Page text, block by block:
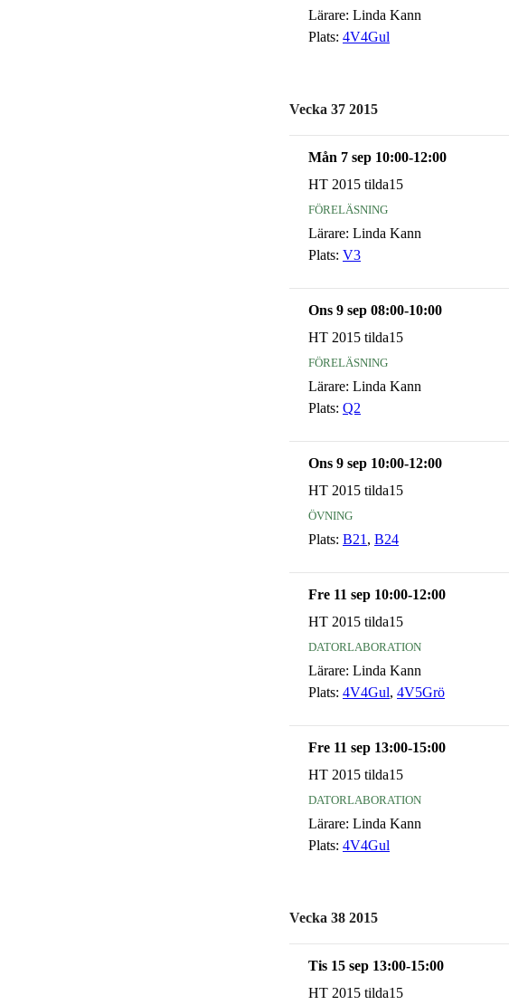
Lärare: Linda Kann
Plats: 4V4Gul
Vecka 37 2015
Mån 7 sep 10:00-12:00
HT 2015 tilda15
föreläsning
Lärare: Linda Kann
Plats: V3
Ons 9 sep 08:00-10:00
HT 2015 tilda15
föreläsning
Lärare: Linda Kann
Plats: Q2
Ons 9 sep 10:00-12:00
HT 2015 tilda15
övning
Plats: B21 , B24
Fre 11 sep 10:00-12:00
HT 2015 tilda15
datorlaboration
Lärare: Linda Kann
Plats: 4V4Gul, 4V5Grö
Fre 11 sep 13:00-15:00
HT 2015 tilda15
datorlaboration
Lärare: Linda Kann
Plats: 4V4Gul
Vecka 38 2015
Tis 15 sep 13:00-15:00
HT 2015 tilda15